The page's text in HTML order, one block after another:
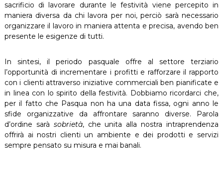
sacrificio di lavorare durante le festività viene percepito in
maniera diversa da chi lavora per noi, perciò sarà necessario
organizzare il lavoro in maniera attenta e precisa, avendo ben
presente le esigenze di tutti.
In sintesi, il periodo pasquale offre al settore terziario
l’opportunità di incrementare i profitti e rafforzare il rapporto
con i clienti attraverso iniziative commerciali ben pianificate e
in linea con lo spirito della festività. Dobbiamo ricordarci che,
per il fatto che Pasqua non ha una data fissa, ogni anno le
sfide organizzative da affrontare saranno diverse. Parola
d’ordine sarà sobrietà, che unita alla nostra intraprendenza
offrirà ai nostri clienti un ambiente e dei prodotti e servizi
sempre pensato su misura e mai banali.